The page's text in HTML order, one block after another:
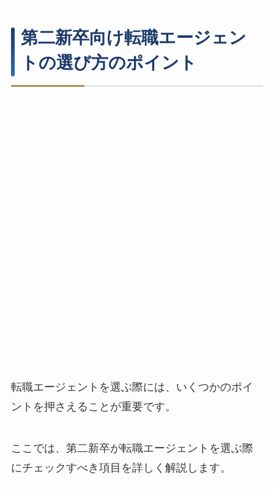
第二新卒向け転職エージェン
トの選び方のポイント
転職エージェントを選ぶ際には、いくつかのポイ
ントを押さえることが重要です。
ここでは、第二新卒が転職エージェントを選ぶ際
にチェックすべき項目を詳しく解説します。